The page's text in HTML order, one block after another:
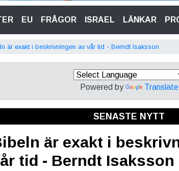
EU FRÅGOR ISRAEL LÄNKAR
är exakt i beskrivningen av vår tid - Berndt Isaksson
Powered by Translate
SENASTE NYTT
är exakt i
tid - Berndt Isaksson